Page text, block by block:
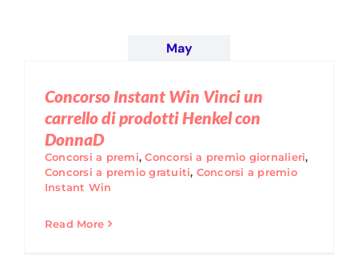
May
Concorso Instant Win Vinci un
carrello di prodotti Henkel con
DonnaD
Concorsi a premi,Concorsi a premio giornalieri,
Concorsi a premio gratuiti, Concorsi a premio
Instant Win
Read More